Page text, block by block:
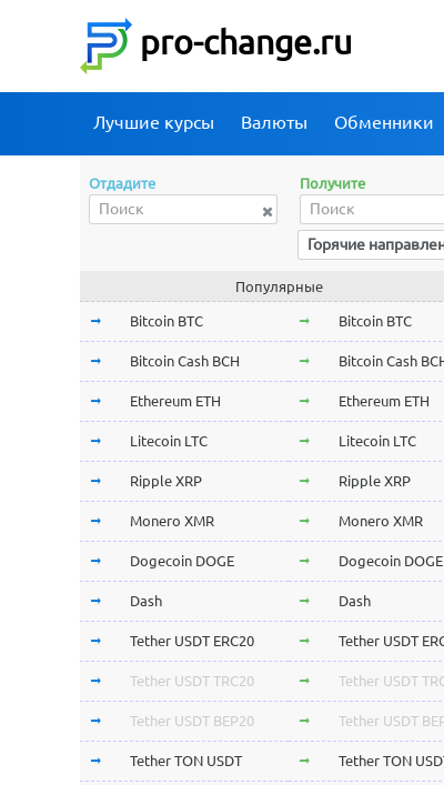
pro-change.ru
Лучшие курсы Валюты Обменники
Отдадите Получите
Горячие
Популярные
Bitcoin BTC Bitcoin BTC
Bitcoin Cash BCH Bitcoin Cash
Ethereum ETH Ethereum ETH
Litecoin LTC Litecoin LTC
Ripple XRP Ripple XRP
Monero XMR Monero XMR
Dogecoin DOGE Dogecoin DOGE
Dash Dash
Tether USDT ERC20 Tether USDT
Tether USDT TRC20 Tether USDT
Tether USDT BEP20 Tether USDT
Tether TON USDT Tether TON